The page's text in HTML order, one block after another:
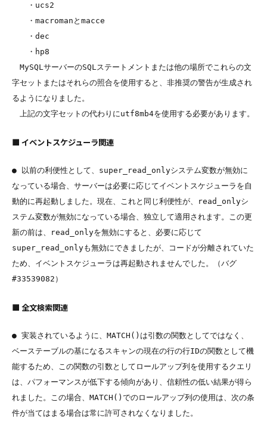
・ucs2
・macromanとmacce
・dec
・hp8
MySQLサーバーのSQLステートメントまたは他の場所でこれらの文
字セットまたはそれらの照合を使用すると、非推奨の警告が生成され
るようになりました。
■ イベントスケジューラ関連
● 以前の利便性として、super_read_onlyシステム変数が無効に
なっている場合、サーバーは必要に応じてイベントスケジューラを自
動的に再起動しました。現在、これと同じ利便性が、read_onlyシ
ステム変数が無効になっている場合、独立して適用されます。この更
新の前は、read_onlyを無効にすると、必要に応じて
super_read_onlyも無効にできましたが、コードが分離されていた
ため、イベントスケジューラは再起動されませんでした。（バグ
■ 全文検索関連
● 実装されているように、MATCH()は引数の関数としてではなく、
ベーステーブルの基になるスキャンの現在の行の行IDの関数として機
能するため、この関数の引数としてロールアップ列を使用するクエリ
は、パフォーマンスが低下する傾向があり、信頼性の低い結果が得ら
れました。この場合、MATCH()でのロールアップ列の使用は、次の条
件が当てはまる場合は常に許可されなくなりました。